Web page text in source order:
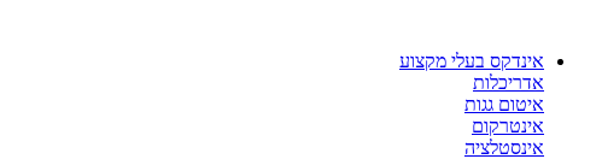
אינדקס בעלי מקצוע
אדריכלות
איטום גגות
אינטרקום
אינסטלציה